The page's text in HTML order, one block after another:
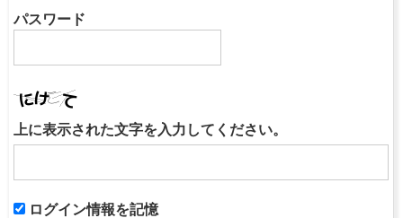
パスワード
上に表示された文字を入力してください。
ログイン情報を記憶